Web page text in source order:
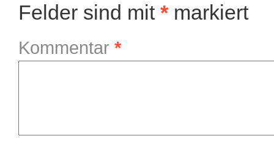
Felder sind mit * markiert
Kommentar *